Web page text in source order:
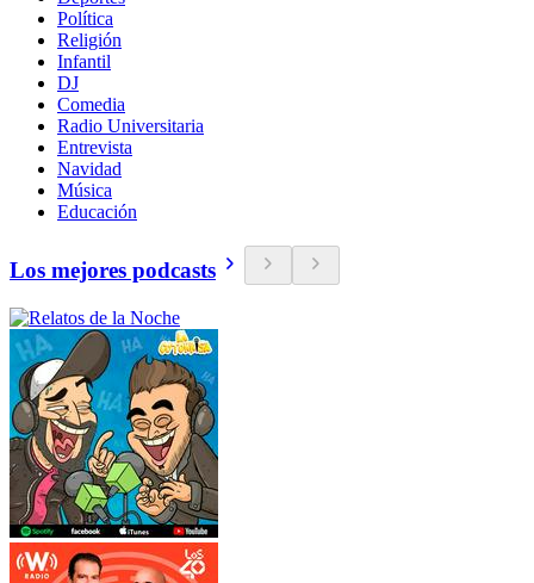
Política
Religión
Infantil
DJ
Comedia
Radio Universitaria
Entrevista
Navidad
Música
Educación
Los mejores podcasts